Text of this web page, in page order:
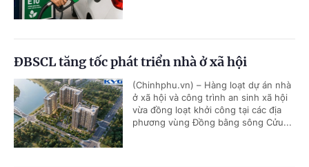
ĐBSCL tăng tốc phát triển nhà ở xã hội
(Chinhphu.vn) – Hàng loạt dự án nhà
ở xã hội và công trình an sinh xã hội
vừa đồng loạt khởi công tại các địa
phương vùng Đồng bằng sông Cửu...